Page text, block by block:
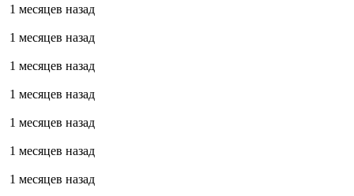
1 месяцев назад
1 месяцев назад
1 месяцев назад
1 месяцев назад
1 месяцев назад
1 месяцев назад
1 месяцев назад